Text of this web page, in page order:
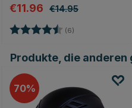
€11.96 €14.95
Bewertung: (6)
Produkte, die anderen
70